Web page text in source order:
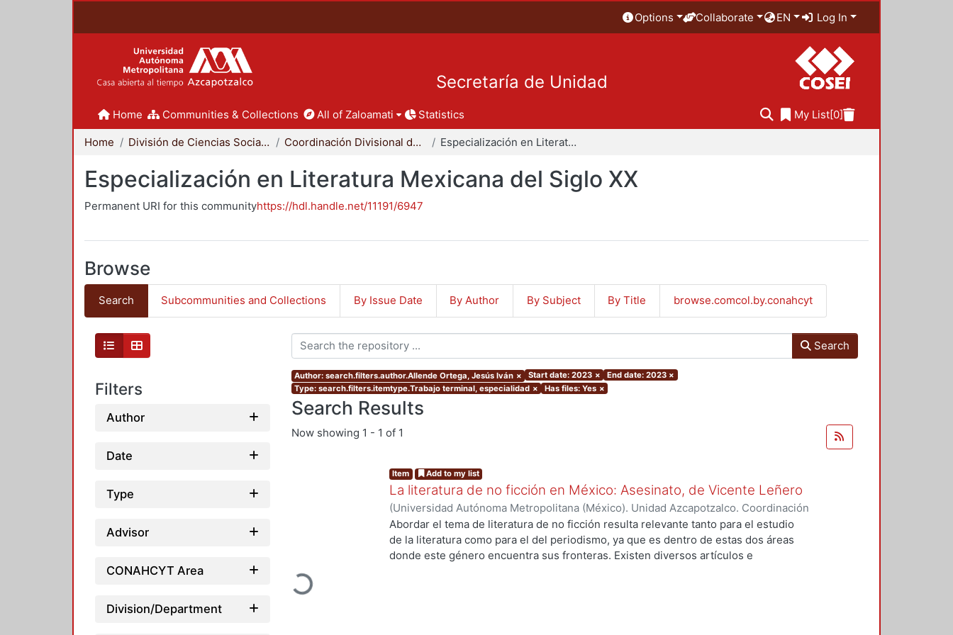
Options Collaborate EN Log In
Secretaría de Unidad
Home Communities & Collections All of Zaloamati Statistics My List[0]
Home División de Ciencias Sociales y Humanidades Coordinación Divisional de Posgrado Especialización en Literatura Mexicana del Siglo XX
Especialización en Literatura Mexicana del Siglo XX
Permanent URI for this communityhttps://hdl.handle.net/11191/6947
Browse
Search Subcommunities and Collections By Issue Date By Author By Subject By Title browse.comcol.by.conahcyt
Filters
Author
Date
Type
Advisor
CONAHCYT Area
Division/Department
Search
Author: search.filters.author.Allende Ortega, Jesús Iván × Start date: 2023 × End date: 2023 ×
Type: search.filters.itemtype.Trabajo terminal, especialidad × Has files: Yes ×
Search Results
Now showing 1 - 1 of 1
Loading...
Item Add to my list
La literatura de no ficción en México: Asesinato, de Vicente Leñero
(Universidad Autónoma Metropolitana (México). Unidad Azcapotzalco. Coordinación
de Servicios de Información.,2023-10)Allende Ortega, Jesús Iván
Abordar el tema de literatura de no ficción resulta relevante tanto para el estudio
de la literatura como para el del periodismo, ya que es dentro de estas dos áreas
donde este género encuentra sus fronteras. Existen diversos artículos e